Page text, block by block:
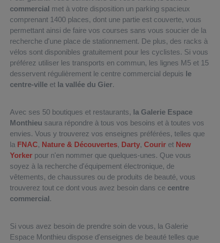
commercial met à votre disposition un parking spacieux
comprenant 1400 places, dont une partie est couverte, vous
permettant ainsi de faire vos courses sans vous soucier de la
recherche d'une place de stationnement. De plus, des racks à
vélos sont disponibles gratuitement pour les cyclistes. Si vous
préférez utiliser les transports en commun, les lignes M5 et 15
desservent régulièrement le centre commercial depuis le
centre-ville et la vallée du Gier.
Avec ses 50 boutiques et restaurants, la Galerie Espace
Monthieu saura répondre à tous vos besoins et à toutes vos
envies. Vous y trouverez vos enseignes préférées, telles que
la FNAC, Nature & Découvertes, Darty, Courir et New
Yorker pour n'en nommer que quelques-unes. Que vous
soyez à la recherche d'équipement électronique, de
vêtements, de chaussures ou de produits de beauté, vous
trouverez tout ce dont vous avez besoin dans ce centre
commercial.
Si vous avez besoin de prendre soin de vous, la Galerie
Espace Monthieu dispose d'enseignes de beauté telles que